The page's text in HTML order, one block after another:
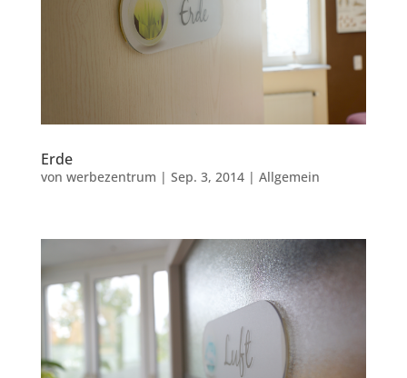
Erde
von werbezentrum | Sep. 3, 2014| Allgemein